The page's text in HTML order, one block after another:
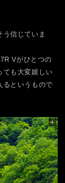
う信じていま
Vがひとつの
ても大変嬉しい
るというもので